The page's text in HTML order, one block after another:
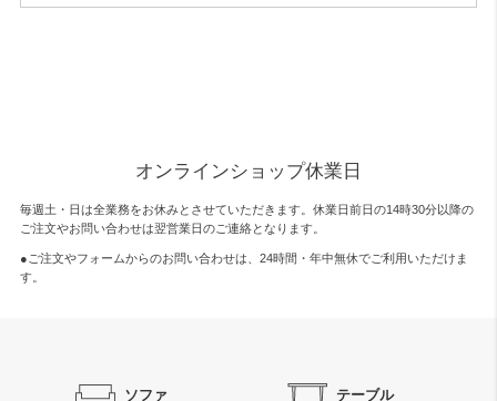
オンラインショップ休業日
毎週土・日は全業務をお休みとさせていただきます。休業日前日の14時30分以降の
ご注文やお問い合わせは翌営業日のご連絡となります。
●ご注文やフォームからのお問い合わせは、 24時間・年中無休でご利用いただけま
す。
ソファ テーブル